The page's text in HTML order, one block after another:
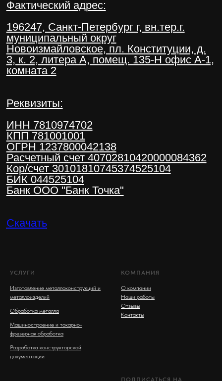
УСЛУГИ
Изготовление металлоконструкций и
металлоизделий
Обработка металла
Машиностроение и токарно-
фрезерная обработка
Разработка конструкторской
документации
КОМПАНИЯ
О компании
Наши работы
Отзывы
Контакты